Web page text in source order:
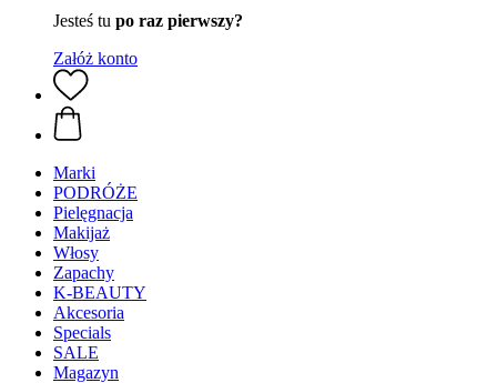
Jesteś tu po raz pierwszy?
Załóż konto
Marki
PODRÓŻE
Pielęgnacja
Makijaż
Włosy
Zapachy
K-BEAUTY
Akcesoria
Specials
SALE
Magazyn